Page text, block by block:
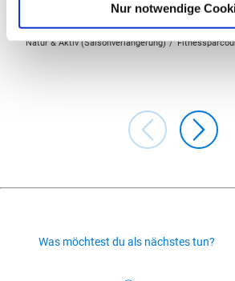
Nur notwendige
Natur & Aktiv (Saisonverlängerung)
Was möchtest du als nächstes tun?